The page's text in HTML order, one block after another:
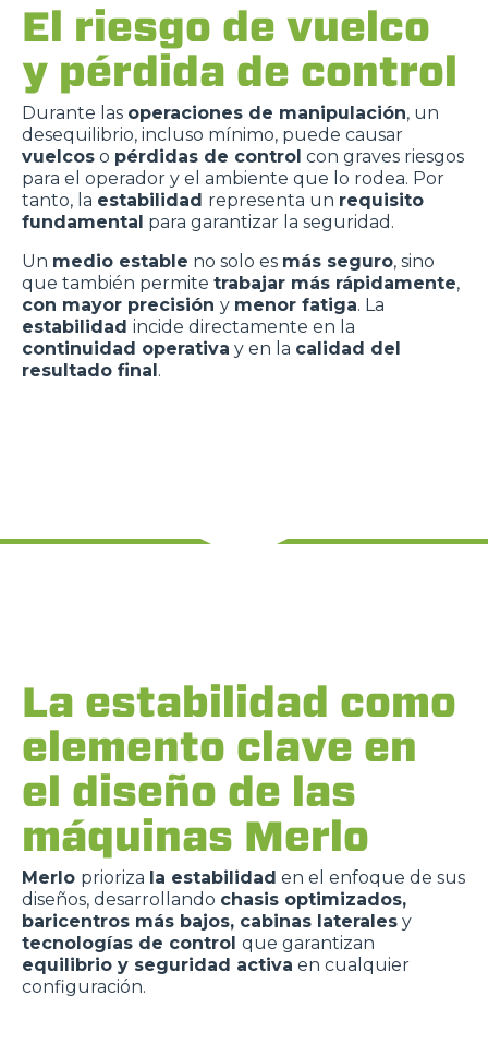
El riesgo de vuelco
y pérdida de control
Durante las operaciones de manipulación, un
desequilibrio, incluso mínimo, puede causar
vuelcos o pérdidas de control con graves riesgos
para el operador y el ambiente que lo rodea. Por
tanto, la estabilidad representa un requisito
fundamental para garantizar la seguridad.
Un medio estable no solo es más seguro, sino
que también permite trabajar más rápidamente,
con mayor precisión y menor fatiga. La
estabilidad incide directamente en la
continuidad operativa y en la calidad del
resultado final.
La estabilidad como
elemento clave en
el diseño de las
máquinas Merlo
Merlo prioriza la estabilidad en el enfoque de sus
diseños, desarrollando chasis optimizados,
baricentros más bajos, cabinas laterales y
tecnologías de control que garantizan
equilibrio y seguridad activa en cualquier
configuración.